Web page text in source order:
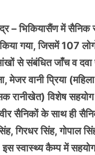
– भिकियासैंण में
गया, जिसमें 107
से संबंधित जाँच व
मेजर वानी प्रिया
रानीखेत) विशेष
सैनिकों के साथ ही
गिरधर सिंह, गोपाल
इस स्वास्थ्य कैम्प में